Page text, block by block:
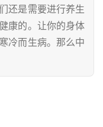
还是需要进行养生
康的。让你的身体
冷而生病。那么中